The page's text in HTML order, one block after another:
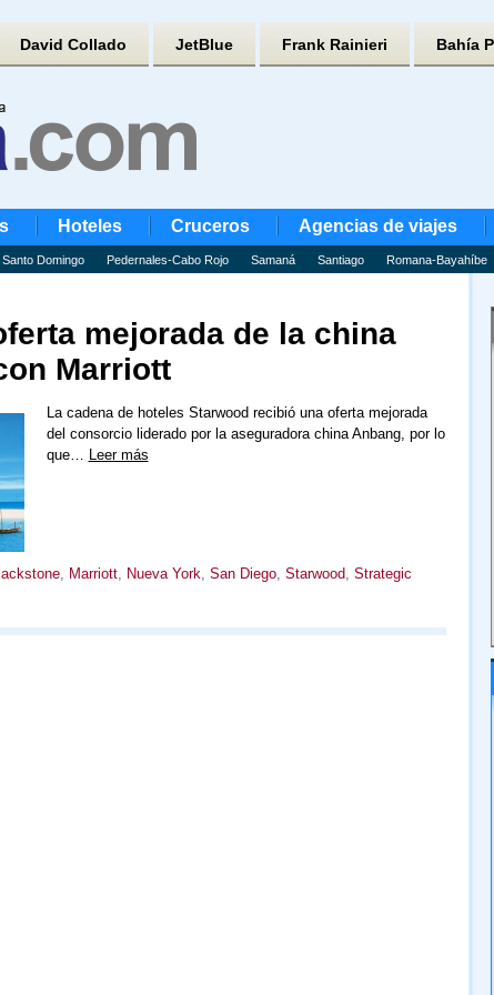
David Collado JetBlue Frank Rainieri Bahía
Hoteles Cruceros Agencias de viajes
Santo Domingo Pedernales-Cabo Rojo Samaná Santiago Romana-Bayahíbe
mejorada de la china
Marriott
La cadena de hoteles Starwood recibió una oferta mejorada
del consorcio liderado por la aseguradora china Anbang, por lo
que… Leer más
, Marriott, Nueva York, San Diego, Starwood, Strategic